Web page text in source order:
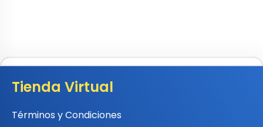
Tienda Virtual
Términos y Condiciones